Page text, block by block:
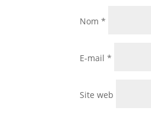
Nom*
E-mail*
Site web